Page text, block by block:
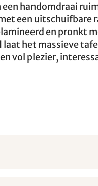
een handomdraai
een uitschuifbare
en pronkt
laat het massieve
vol plezier,